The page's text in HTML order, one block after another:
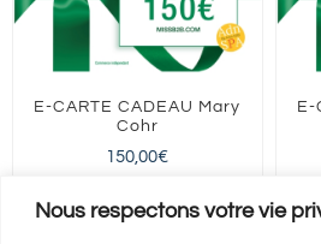
Nous respectons votre vie
E-CARTE CADEAU Mary
Cohr
150,00€
FRANCE entière
E-